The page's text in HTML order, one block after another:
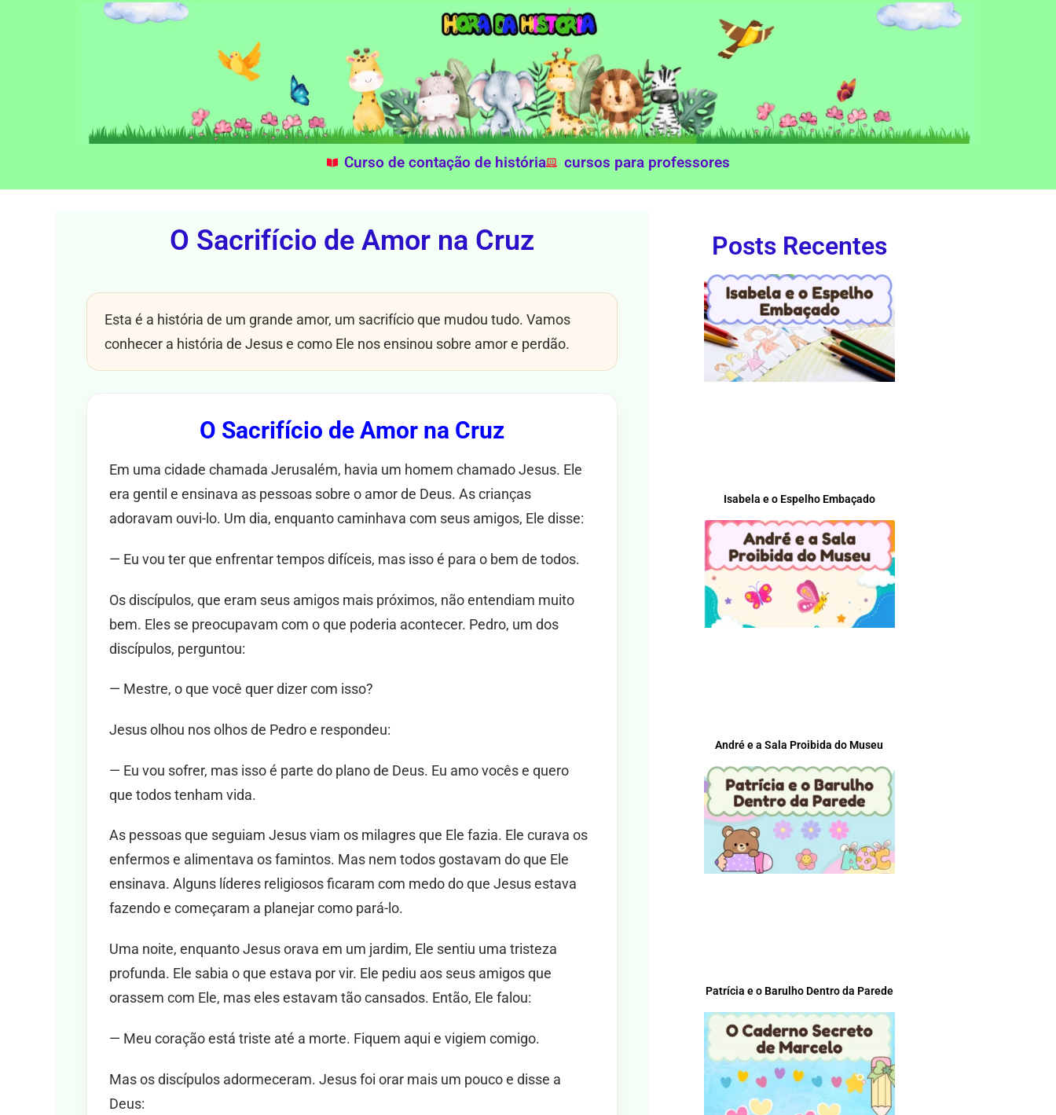
Curso de contação de história cursos para professores
O Sacrifício de Amor na Cruz
Esta é a história de um grande amor, um sacrifício que mudou tudo. Vamos
conhecer a história de Jesus e como Ele nos ensinou sobre amor e perdão.
O Sacrifício de Amor na Cruz
Em uma cidade chamada Jerusalém, havia um homem chamado Jesus. Ele
era gentil e ensinava as pessoas sobre o amor de Deus. As crianças
adoravam ouvi-lo. Um dia, enquanto caminhava com seus amigos, Ele disse:
— Eu vou ter que enfrentar tempos difíceis, mas isso é para o bem de todos.
Os discípulos, que eram seus amigos mais próximos, não entendiam muito
bem. Eles se preocupavam com o que poderia acontecer. Pedro, um dos
discípulos, perguntou:
— Mestre, o que você quer dizer com isso?
Jesus olhou nos olhos de Pedro e respondeu:
— Eu vou sofrer, mas isso é parte do plano de Deus. Eu amo vocês e quero
que todos tenham vida.
As pessoas que seguiam Jesus viam os milagres que Ele fazia. Ele curava os
enfermos e alimentava os famintos. Mas nem todos gostavam do que Ele
ensinava. Alguns líderes religiosos ficaram com medo do que Jesus estava
fazendo e começaram a planejar como pará-lo.
Uma noite, enquanto Jesus orava em um jardim, Ele sentiu uma tristeza
profunda. Ele sabia o que estava por vir. Ele pediu aos seus amigos que
orassem com Ele, mas eles estavam tão cansados. Então, Ele falou:
— Meu coração está triste até a morte. Fiquem aqui e vigiem comigo.
Mas os discípulos adormeceram. Jesus foi orar mais um pouco e disse a
Deus:
Posts Recentes
Isabela e o Espelho Embaçado
André e a Sala Proibida do Museu
Patrícia e o Barulho Dentro da Parede